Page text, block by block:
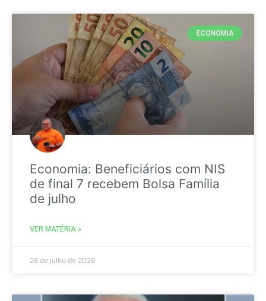
ECONOMIA
Economia: Beneficiários com NIS
de final 7 recebem Bolsa Família
de julho
VER MATÉRIA »
28 de julho de 2026